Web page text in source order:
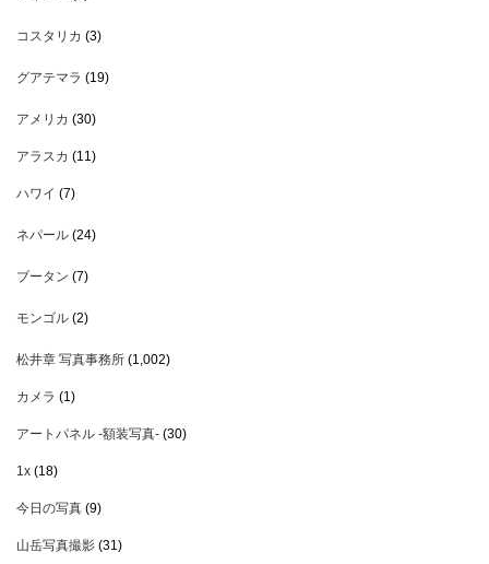
コスタリカ (3)
グアテマラ (19)
アメリカ (30)
アラスカ (11)
ハワイ (7)
ネパール (24)
ブータン (7)
モンゴル (2)
松井章 写真事務所 (1,002)
カメラ (1)
アートパネル -額装写真- (30)
1x (18)
今日の写真 (9)
山岳写真撮影 (31)